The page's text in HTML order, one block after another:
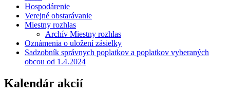
Hospodárenie
Verejné obstarávanie
Miestny rozhlas
Archív Miestny rozhlas
Oznámenia o uložení zásielky
Sadzobník správnych poplatkov a poplatkov vyberaných
obcou od 1.4.2024
Kalendár akcií